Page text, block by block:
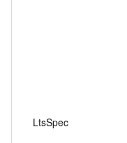
LtsSpec